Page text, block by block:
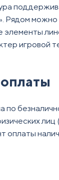
Рядом можно
элементы
игровой
по
оплаты